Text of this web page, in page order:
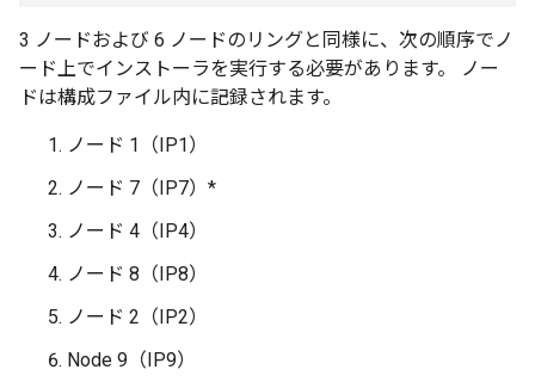
3 ノードおよび 6 ノードのリングと同様に、次の順序でノ
ード上でインストーラを実行する必要があります。 ノー
ドは構成ファイル内に記録されます。
ノード 1（IP1）
ノード 7（IP7）*
ノード 4（IP4）
ノード 8（IP8）
ノード 2（IP2）
Node 9（IP9）